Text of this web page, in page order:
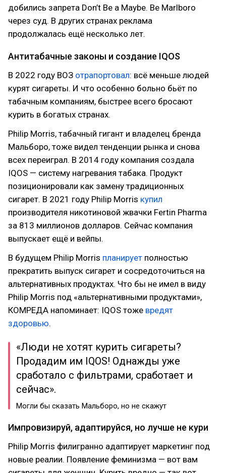
добились запрета Don’t Be a Maybe. Be Marlboro
через суд. В других странах реклама
продолжалась ещё несколько лет.
Антитабачные законы и создание IQOS
В 2022 году ВОЗ отрапортовал: всё меньше людей
курят сигареты. И что особенно больно бьёт по
табачным компаниям, быстрее всего бросают
курить в богатых странах.
Philip Morris, табачный гигант и владелец бренда
Мальборо, тоже видел тенденции рынка и снова
всех переиграл. В 2014 году компания создала
IQOS — систему нагревания табака. Продукт
позиционировали как замену традиционных
сигарет. В 2021 году Philip Morris купил
производителя никотиновой жвачки Fertin Pharma
за 813 миллионов долларов. Сейчас компания
выпускает ещё и вейпы.
В будущем Philip Morris планирует полностью
прекратить выпуск сигарет и сосредоточиться на
альтернативных продуктах. Что бы не имел в виду
Philip Morris под «альтернативными продуктами»,
КОМРЕДА напоминает: IQOS тоже вредят
здоровью.
«Люди не хотят курить сигареты?
Продадим им IQOS! Однажды уже
сработало с фильтрами, сработает и
сейчас».
Могли бы сказать Мальборо, но не скажут
Импровизируй, адаптируйся, но лучше не кури
Philip Morris филигранно адаптирует маркетинг под
новые реалии. Появление феминизма — вот вам